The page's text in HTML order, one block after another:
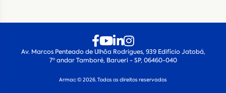
Av. Marcos Penteado de Ulhôa Rodrigues, 939 Edifício Jatobá,
7º andar Tamboré, Barueri - SP, 06460-040
Armac © 2026. Todos os direitos reservados